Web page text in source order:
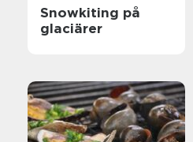
Snowkiting på
glaciärer